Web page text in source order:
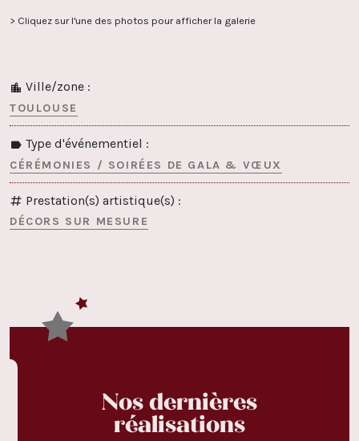
> Cliquez sur l'une des photos pour afficher la galerie
Ville/zone :
TOULOUSE
Type d'événementiel :
CÉRÉMONIES / SOIRÉES DE GALA & VŒUX
Prestation(s) artistique(s) :
DÉCORS SUR MESURE
Nos dernières
réalisations